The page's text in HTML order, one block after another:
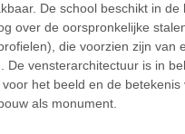
De school beschikt in de
over de oorspronkelijke
die voorzien zijn van
De vensterarchitectuur is in
het beeld en de betekenis
als monument.